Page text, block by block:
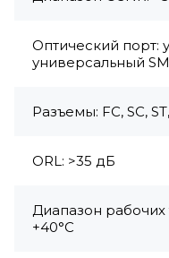
Оптический порт:
универсальный
Разъемы: FC, SC,
ORL: >35 дБ
Диапазон рабочих
+40°C